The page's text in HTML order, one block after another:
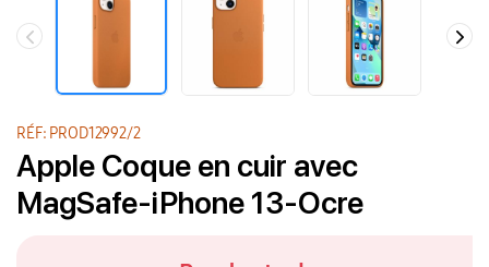
RÉF: PROD12992/2
Apple Coque en cuir avec
MagSafe-iPhone 13-Ocre